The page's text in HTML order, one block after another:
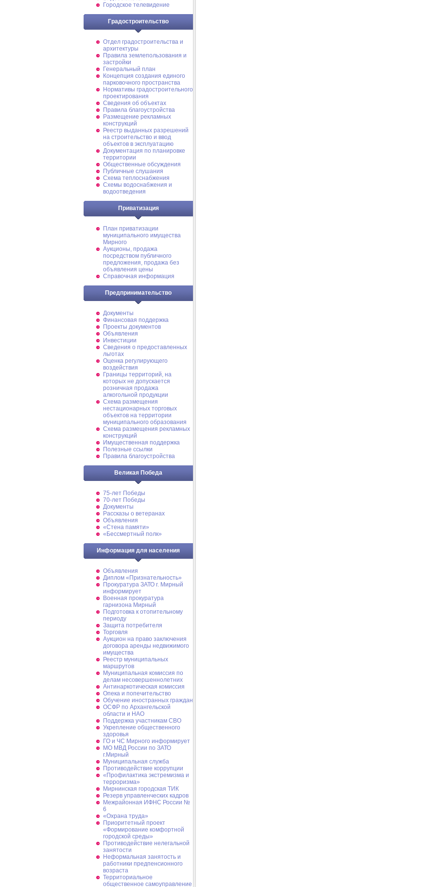
Городское телевидение
Градостроительство
Отдел градостроительства и
архитектуры
Правила землепользования и
застройки
Генеральный план
Концепция создания единого
парковочного пространства
Нормативы градостроительного
проектирования
Сведения об объектах
Правила благоустройства
Размещение рекламных
конструкций
Реестр выданных разрешений
на строительство и ввод
объектов в эксплуатацию
Документация по планировке
территории
Общественные обсуждения
Публичные слушания
Схема теплоснабжения
Схемы водоснабжения и
водоотведения
Приватизация
План приватизации
муниципального имущества
Мирного
Аукционы, продажа
посредством публичного
предложения, продажа без
объявления цены
Справочная информация
Предпринимательство
Документы
Финансовая поддержка
Проекты документов
Объявления
Инвестиции
Сведения о предоставленных
льготах
Оценка регулирующего
воздействия
Границы территорий, на
которых не допускается
розничная продажа
алкогольной продукции
Схема размещения
нестационарных торговых
объектов на территории
муниципального образования
Схема размещения рекламных
конструкций
Имущественная поддержка
Полезные ссылки
Правила благоустройства
Великая Победа
75-лет Победы
70-лет Победы
Документы
Рассказы о ветеранах
Объявления
«Стена памяти»
«Бессмертный полк»
Информация для населения
Объявления
Диплом «Признательность»
Прокуратура ЗАТО г. Мирный
информирует
Военная прокуратура
гарнизона Мирный
Подготовка к отопительному
периоду
Защита потребителя
Торговля
Аукцион на право заключения
договора аренды недвижимого
имущества
Реестр муниципальных
маршрутов
Муниципальная комиссия по
делам несовершеннолетних
Антинаркотическая комиссия
Опека и попечительство
Обучение иностранных граждан
ОСФР по Архангельской
области и НАО
Поддержка участникам СВО
Укрепление общественного
здоровья
ГО и ЧС Мирного информирует
МО МВД России по ЗАТО
г.Мирный
Муниципальная cлужба
Противодействие коррупции
«Профилактика экстремизма и
терроризма»
Мирнинская городская ТИК
Резерв управленческих кадров
Межрайонная ИФНС России №
6
«Охрана труда»
Приоритетный проект
«Формирование комфортной
городской среды»
Противодействие нелегальной
занятости
Неформальная занятость и
работники предпенсионного
возраста
Территориальное
общественное самоуправление